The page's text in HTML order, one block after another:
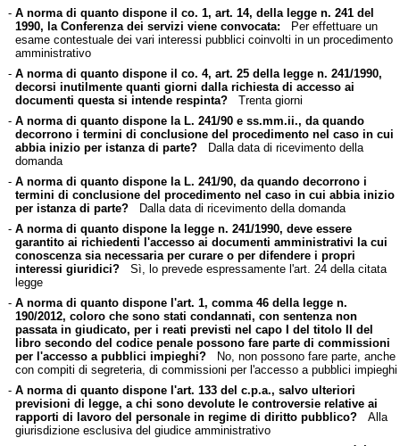
- A norma di quanto dispone il co. 1, art. 14, della legge n. 241 del
1990, la Conferenza dei servizi viene convocata: Per effettuare un
esame contestuale dei vari interessi pubblici coinvolti in un procedimento
amministrativo
- A norma di quanto dispone il co. 4, art. 25 della legge n. 241/1990,
decorsi inutilmente quanti giorni dalla richiesta di accesso ai
documenti questa si intende respinta?Trenta giorni
- A norma di quanto dispone la L. 241/90 e ss.mm.ii., da quando
decorrono i termini di conclusione del procedimento nel caso in cui
abbia inizio per istanza di parte?Dalla data di ricevimento della
domanda
- A norma di quanto dispone la L. 241/90, da quando decorrono i
termini di conclusione del procedimento nel caso in cui abbia inizio
per istanza di parte?Dalla data di ricevimento della domanda
- A norma di quanto dispone la legge n. 241/1990, deve essere
garantito ai richiedenti l'accesso ai documenti amministrativi la cui
conoscenza sia necessaria per curare o per difendere i propri
interessi giuridici?Sì, lo prevede espressamente l'art. 24 della citata
legge
- A norma di quanto dispone l'art. 1, comma 46 della legge n.
190/2012, coloro che sono stati condannati, con sentenza non
passata in giudicato, per i reati previsti nel capo I del titolo II del
libro secondo del codice penale possono fare parte di commissioni
per l'accesso a pubblici impieghi?No, non possono fare parte, anche
con compiti di segreteria, di commissioni per l'accesso a pubblici impieghi
- A norma di quanto dispone l'art. 133 del c.p.a., salvo ulteriori
previsioni di legge, a chi sono devolute le controversie relative ai
rapporti di lavoro del personale in regime di diritto pubblico?Alla
giurisdizione esclusiva del giudice amministrativo